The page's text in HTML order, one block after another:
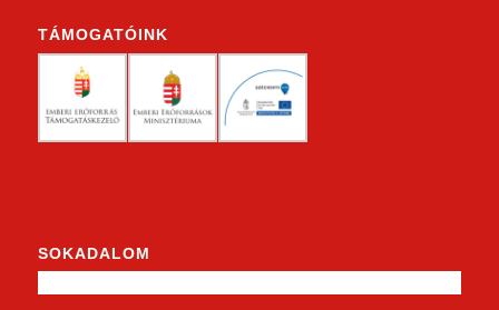
TÁMOGATÓINK
SOKADALOM